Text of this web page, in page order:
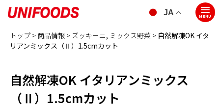
MENU
トップ > 商品情報 > ズッキーニ, ミックス野菜 > 自然解凍OK イタ
リアンミックス（Ⅱ）1.5cmカット
自然解凍OK イタリアンミックス
（Ⅱ）1.5cmカット
JA